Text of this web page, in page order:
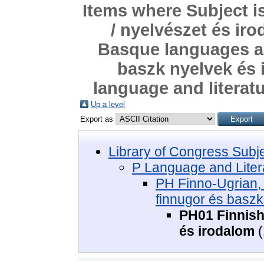
Items where Subject
/ nyelvészet és
Basque languages
baszk nyelvek és
language and
Up a level
Export as
Library of Congress
P Language and
PH Finno-
finnugor és
PH01
és irodalom